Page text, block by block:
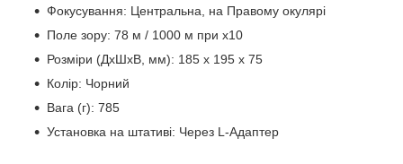
Фокусування: Центральна, на Правому окулярі
Поле зору: 78 м / 1000 м при x10
Розміри (ДхШхВ, мм): 185 х 195 х 75
Колір: Чорний
Вага (г): 785
Установка на штативі: Через L-Адаптер